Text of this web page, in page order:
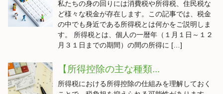
私たちの身の回りには消費税や所得税、住民税な
ど様々な税金が存在します。この記事では、税金
の中でも身近である所得税とは何かをご説明しま
す。 所得税とは、個人の一暦年（１月１日～１２
月３１日までの期間）の間の所得に […]
【所得控除の主な種類...
所得税における所得控除の仕組みを理解しておく